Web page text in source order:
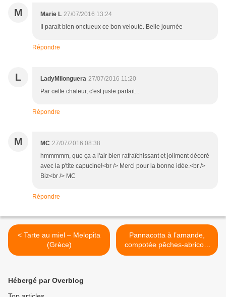
M Marie L 27/07/2016 13:24
Il parait bien onctueux ce bon velouté. Belle journée
Répondre
L LadyMilonguera 27/07/2016 11:20
Par cette chaleur, c'est juste parfait...
Répondre
M MC 27/07/2016 08:38
hmmmmm, que ça a l'air bien rafraîchissant et joliment décoré
avec la p'tite capucine!<br /> Merci pour la bonne idée.<br />
Biz<br /> MC
Répondre
< Tarte au miel – Melopita
(Grèce)
Pannacotta à l’amande,
compotée pêches-abricots
à la lavande >
Hébergé par Overblog